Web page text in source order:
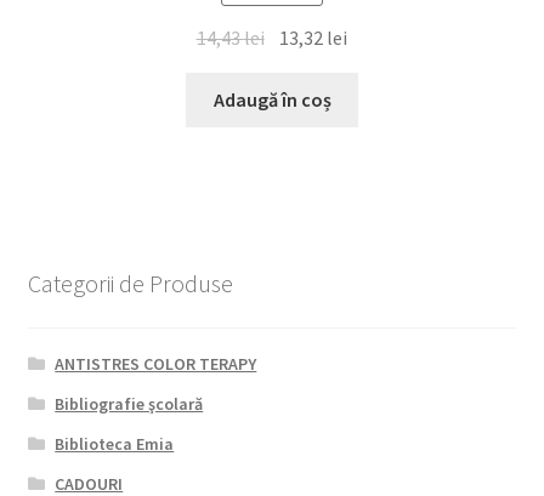
14,43lei Prețul
a
13,32 lei
Adaugă în coș
Categorii de Produse
ANTISTRES COLOR TERAPY
Bibliografie şcolară
Biblioteca Emia
CADOURI